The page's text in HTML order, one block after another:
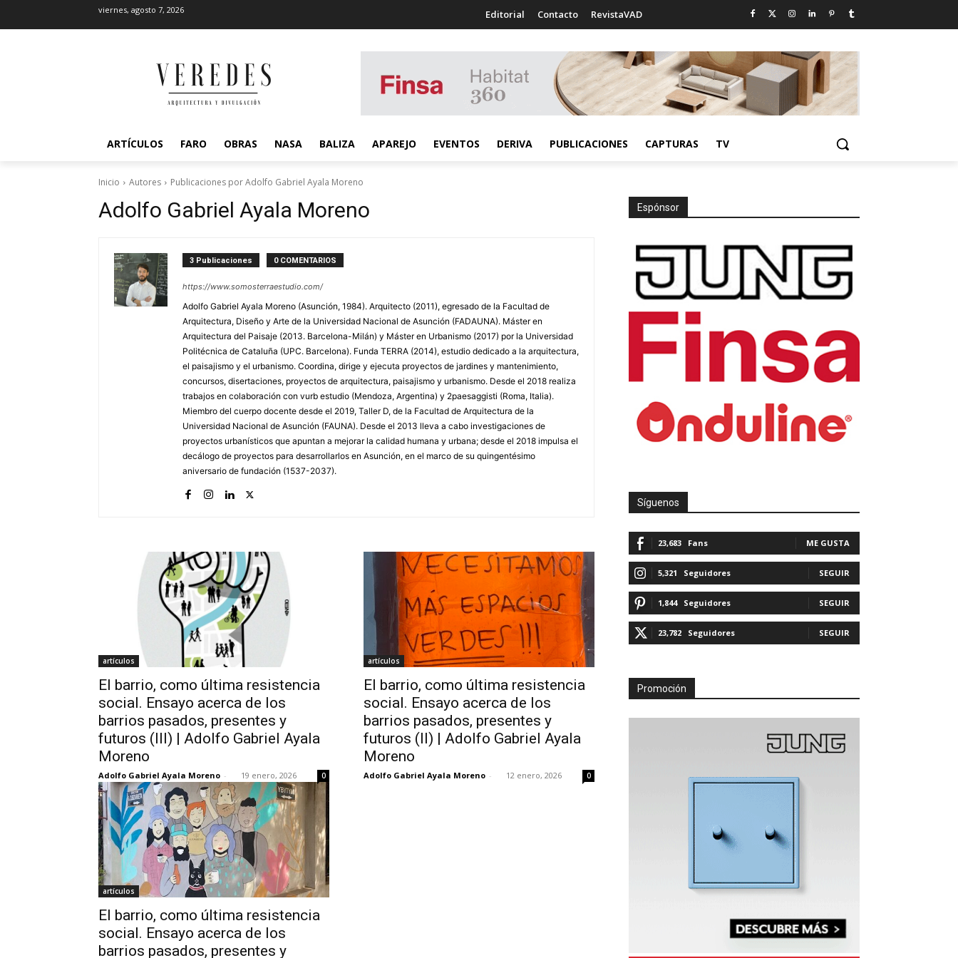
viernes, agosto 7, 2026 Editorial Contacto RevistaVAD
ARTÍCULOS FARO OBRAS NASA BALIZA APAREJO EVENTOS DERIVA PUBLICACIONES CAPTURAS TV
Inicio Autores Publicaciones por Adolfo Gabriel Ayala Moreno
Adolfo Gabriel Ayala Moreno
3 Publicaciones 0 COMENTARIOS
https://www.somosterraestudio.com/
Adolfo Gabriel Ayala Moreno (Asunción, 1984). Arquitecto (2011), egresado de la Facultad de
Arquitectura, Diseño y Arte de la Universidad Nacional de Asunción (FADAUNA). Máster en
Arquitectura del Paisaje (2013. Barcelona-Milán) y Máster en Urbanismo (2017) por la Universidad
Politécnica de Cataluña (UPC. Barcelona). Funda TERRA (2014), estudio dedicado a la arquitectura,
el paisajismo y el urbanismo. Coordina, dirige y ejecuta proyectos de jardines y mantenimiento,
concursos, disertaciones, proyectos de arquitectura, paisajismo y urbanismo. Desde el 2018 realiza
trabajos en colaboración con vurb estudio (Mendoza, Argentina) y 2paesaggisti (Roma, Italia).
Miembro del cuerpo docente desde el 2019, Taller D, de la Facultad de Arquitectura de la
Universidad Nacional de Asunción (FAUNA). Desde el 2013 lleva a cabo investigaciones de
proyectos urbanísticos que apuntan a mejorar la calidad humana y urbana; desde el 2018 impulsa el
decálogo de proyectos para desarrollarlos en Asunción, en el marco de su quingentésimo
aniversario de fundación (1537-2037).
artículos
El barrio, como última resistencia
social. Ensayo acerca de los
barrios pasados, presentes y
futuros (III) | Adolfo Gabriel Ayala
Moreno
Adolfo Gabriel Ayala Moreno - 19 enero, 2026 0
artículos
El barrio, como última resistencia
social. Ensayo acerca de los
barrios pasados, presentes y
futuros (II) | Adolfo Gabriel Ayala
Moreno
Adolfo Gabriel Ayala Moreno - 12 enero, 2026 0
artículos
El barrio, como última resistencia
social. Ensayo acerca de los
barrios pasados, presentes y
Espónsor
Síguenos
23,683 Fans ME GUSTA
5,321 Seguidores SEGUIR
1,844 Seguidores SEGUIR
23,782 Seguidores SEGUIR
Promoción